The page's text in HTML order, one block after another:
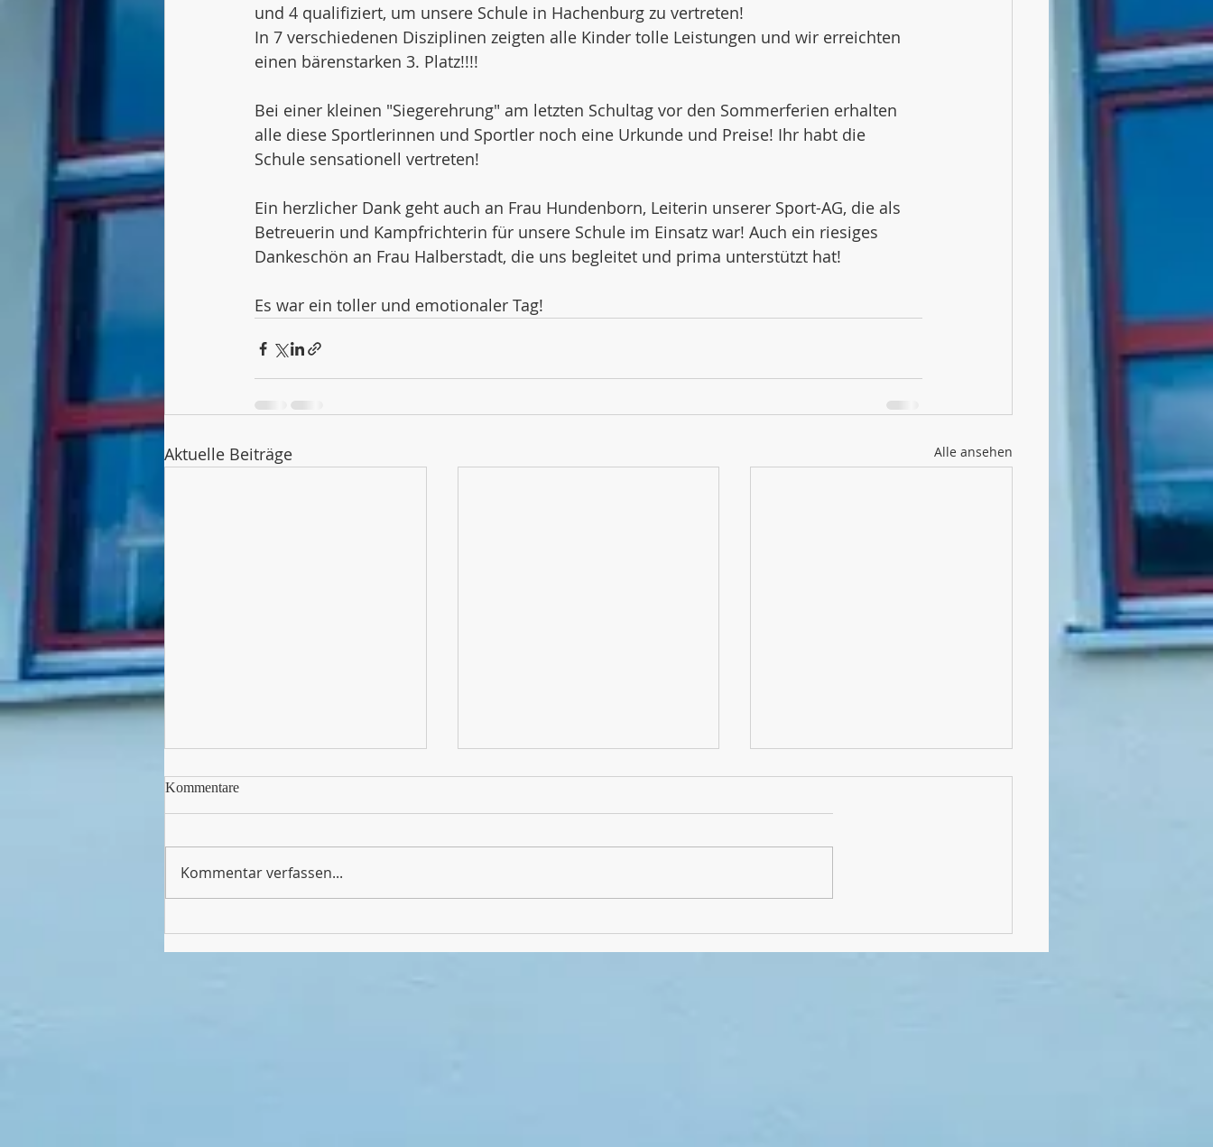
und 4 qualifiziert, um unsere Schule in Hachenburg zu vertreten!
In 7 verschiedenen Disziplinen zeigten alle Kinder tolle Leistungen und wir erreichten
einen bärenstarken 3. Platz!!!!
Bei einer kleinen "Siegerehrung" am letzten Schultag vor den Sommerferien erhalten
alle diese Sportlerinnen und Sportler noch eine Urkunde und Preise! Ihr habt die
Schule sensationell vertreten!
Ein herzlicher Dank geht auch an Frau Hundenborn, Leiterin unserer Sport-AG, die als
Betreuerin und Kampfrichterin für unsere Schule im Einsatz war! Auch ein riesiges
Dankeschön an Frau Halberstadt, die uns begleitet und prima unterstützt hat!
Es war ein toller und emotionaler Tag!
Aktuelle Beiträge Alle ansehen
Kommentare
Kommentar verfassen...